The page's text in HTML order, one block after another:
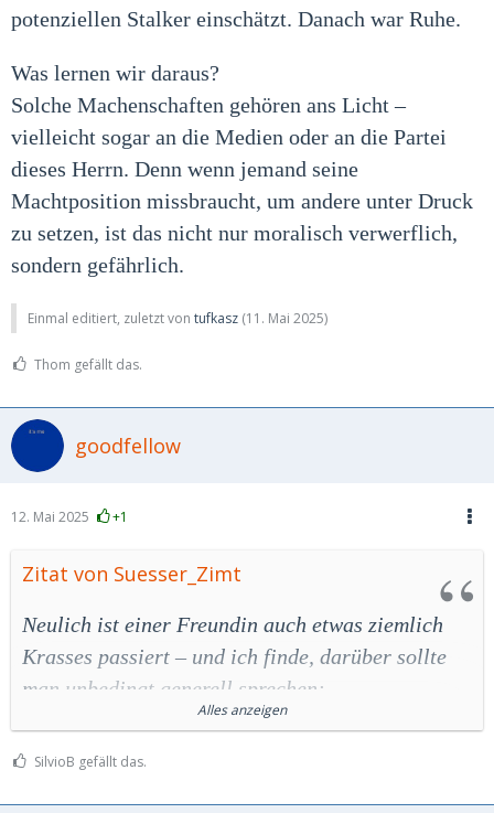
potenziellen Stalker einschätzt. Danach war Ruhe.
Was lernen wir daraus?
Solche Machenschaften gehören ans Licht –
vielleicht sogar an die Medien oder an die Partei
dieses Herrn. Denn wenn jemand seine
Machtposition missbraucht, um andere unter Druck
zu setzen, ist das nicht nur moralisch verwerflich,
sondern gefährlich.
Einmal editiert, zuletzt von tufkasz (11. Mai 2025)
Thom gefällt das.
goodfellow
12. Mai 2025 +1
Zitat von Suesser_Zimt
Neulich ist einer Freundin auch etwas ziemlich
Krasses passiert – und ich finde, darüber sollte
man unbedingt generell sprechen:
– diskret, per SEPA-Überweisung. Warum SEPA?
Weil man da beim Empfängernamen alles
Alles anzeigen
SilvioB gefällt das.